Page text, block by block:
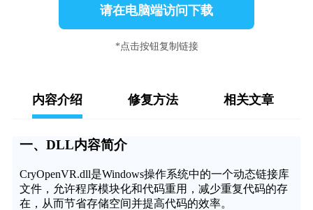
请在电脑端访问下载
*点击按钮复制链接
内容介绍 修复方法 相关文章
一、DLL内容简介
CryOpenVR.dll是Windows操作系统中的一个动态链接库
文件，允许程序模块化和代码重用，减少重复代码的存
在，从而节省存储空间并提高代码的效率。